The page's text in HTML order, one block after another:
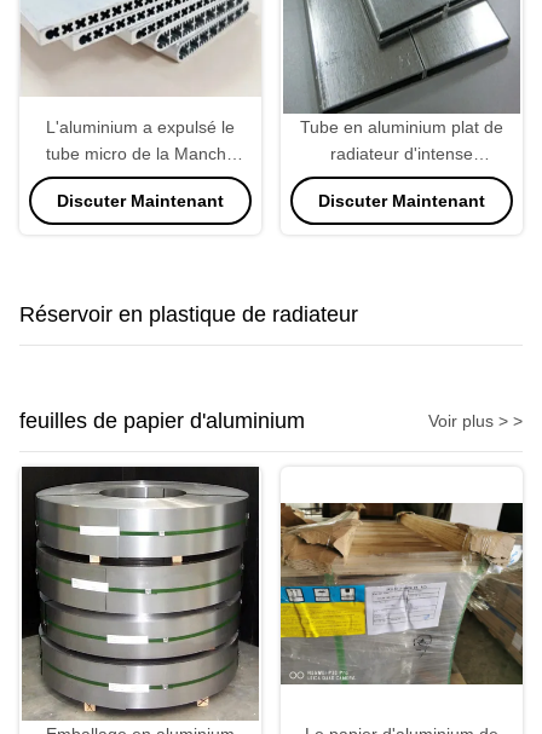
L'aluminium a expulsé le
tube micro de la Manche
1100 3003 pour le
refroidisseur d'air de charge
Discuter Maintenant
Tube en aluminium plat de
radiateur d'intense
luminosité de forme 22 *
2.0mm
Discuter Maintenant
Réservoir en plastique de radiateur
feuilles de papier d'aluminium Voir plus > >